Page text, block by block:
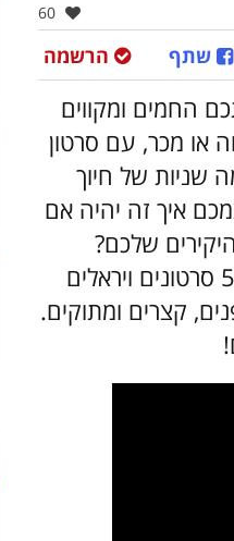
אהבו:
60
הרשמה שתף
החמים ומקווים
או מכר, עם סרטון
של חיוך
איך זה יהיה אם
שלכם?
אנחנו בטוחים שזה יעשה לכם הרגשה נפלאה. אז אספנו בשבילכם 5 סרטונים ויראלים
קצרים ומתוקים.